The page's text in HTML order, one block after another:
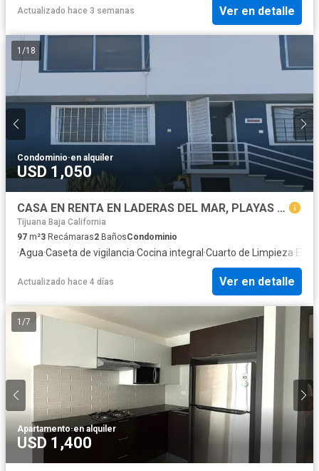
Actualizado hace 3 semanas Ver en detalle
1 /18
Condominio·en alquiler
USD 1,050
CASA EN RENTA EN LADERAS DEL MAR, PLAYAS DE TIJUANA! DISFRUTA SU PRECIOSA VISTA AL MAR!
Tijuana Baja California
97 m²3 Recámaras2 BañosCondominio
·Agua·Caseta de vigilancia·Cocina integral ·Cuarto de Limpieza·
Actualizado hace 4 días Ver en detalle
1 /7
Apartamento·en alquiler
USD 1,400